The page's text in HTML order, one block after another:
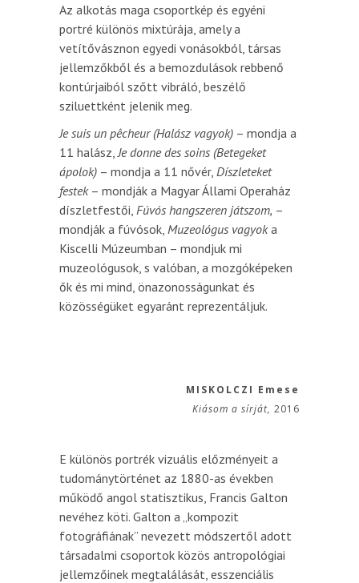
Az alkotás maga csoportkép és egyéni
portré különös mixtúrája, amely a
vetítővásznon egyedi vonásokból, társas
jellemzőkből és a bemozdulások rebbenő
kontúrjaiból szőtt vibráló, beszélő
sziluettként jelenik meg.
Je suis un pêcheur (Halász vagyok) – mondja a
11 halász, Je donne des soins (Betegeket
ápolok) – mondja a 11 nővér, Díszleteket
festek– mondják a Magyar Állami Operaház
díszletfestői, Fúvós hangszeren játszom, –
mondják a fúvósok, Muzeológus vagyoka
Kiscelli Múzeumban – mondjuk mi
muzeológusok, s valóban, a mozgóképeken
ők és mi mind, önazonosságunkat és
közösségüket egyaránt reprezentáljuk.
MISKOLCZI Emese
Kiásom a sírját, 2016
E különös portrék vizuális előzményeit a
tudománytörténet az 1880-as években
működő angol statisztikus, Francis Galton
nevéhez köti. Galton a „kompozit
fotográfiának” nevezett módszertől adott
társadalmi csoportok közös antropológiai
jellemzőinek megtalálását, esszenciális